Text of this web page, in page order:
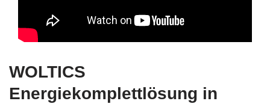
WOLTICS
Energiekomplettlösung in